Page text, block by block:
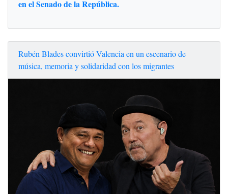
en el Senado de la República.
Rubén Blades convirtió Valencia en un escenario de
música, memoria y solidaridad con los migrantes